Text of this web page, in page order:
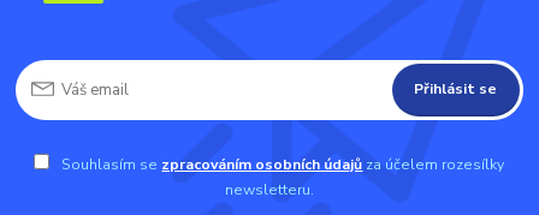
Přihlásit se
Souhlasím se zpracováním osobních údajů za účelem rozesílky
newsletteru.